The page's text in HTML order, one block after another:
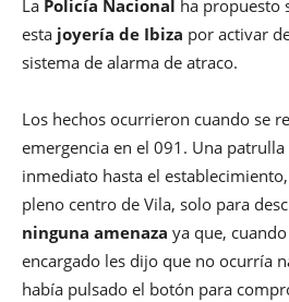
La Policía Nacional ha propuesto
esta joyería de Ibiza por activar
sistema de alarma de atraco.
Los hechos ocurrieron cuando se
emergencia en el 091. Una patrulla
inmediato hasta el
pleno centro de Vila, solo para
ninguna amenaza ya que,
encargado les dijo que no ocurría
había pulsado el botón para